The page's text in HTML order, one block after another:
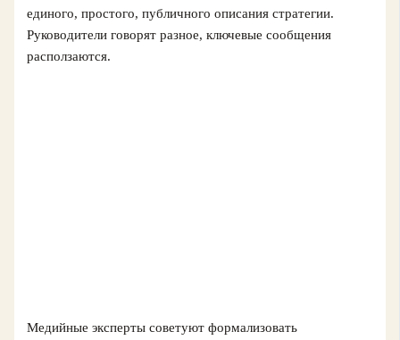
единого, простого, публичного описания стратегии.
Руководители говорят разное, ключевые сообщения
расползаются.
Медийные эксперты советуют формализовать